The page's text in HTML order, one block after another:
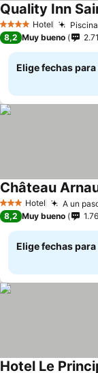
4 EstrellasHotel
Quality Inn
8,2 Muy bueno
Elige fechas
3 Estrellas
Hotel A un
Château
8,2 Muy bueno
Elige fechas
Hotel Le